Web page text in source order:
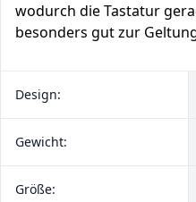
wodurch die Tastatur
besonders gut zur
Design:
Gewicht:
Größe: